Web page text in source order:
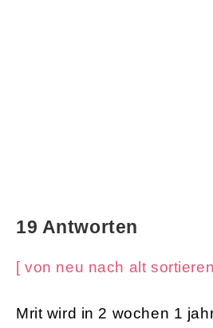
19 Antworten
[ von neu nach alt
Mrit wird in 2 wochen 1